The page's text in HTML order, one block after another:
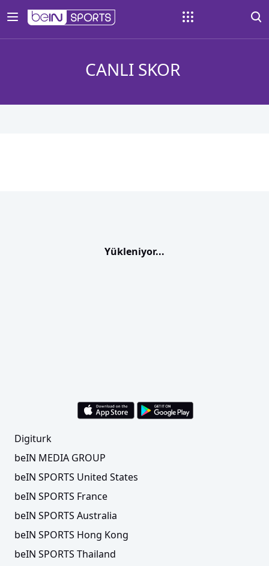
CANLI SKOR
Yükleniyor...
Digiturk
beIN MEDIA GROUP
beIN SPORTS United States
beIN SPORTS France
beIN SPORTS Australia
beIN SPORTS Hong Kong
beIN SPORTS Thailand